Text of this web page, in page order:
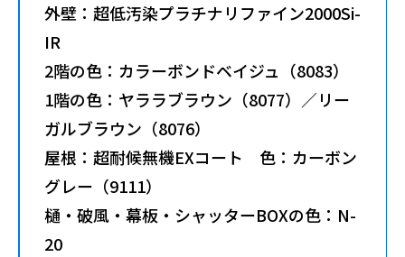
外壁：超低汚染プラチナリファイン2000Si-
IR
2階の色：カラーボンドベイジュ（8083）
1階の色：ヤララブラウン（8077）／リー
ガルブラウン（8076）
屋根：超耐候無機EXコート 色：カーボン
グレー（9111）
樋・破風・幕板・シャッターBOXの色：N-
20